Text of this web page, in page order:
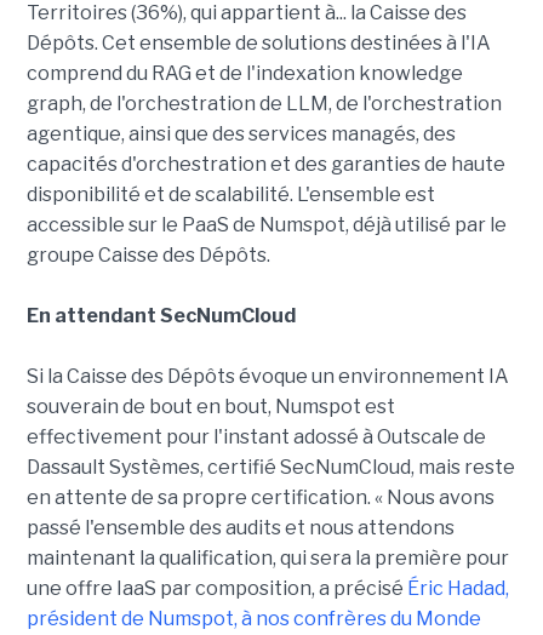
Territoires (36%), qui appartient à... la Caisse des
Dépôts. Cet ensemble de solutions destinées à l'IA
comprend du RAG et de l'indexation knowledge
graph, de l'orchestration de LLM, de l'orchestration
agentique, ainsi que des services managés, des
capacités d'orchestration et des garanties de haute
disponibilité et de scalabilité. L'ensemble est
accessible sur le PaaS de Numspot, déjà utilisé par le
groupe Caisse des Dépôts.
En attendant SecNumCloud
Si la Caisse des Dépôts évoque un environnement IA
souverain de bout en bout, Numspot est
effectivement pour l'instant adossé à Outscale de
Dassault Systèmes, certifié SecNumCloud, mais reste
en attente de sa propre certification. « Nous avons
passé l'ensemble des audits et nous attendons
maintenant la qualification, qui sera la première pour
une offre IaaS par composition, a précisé Éric Hadad,
président de Numspot, à nos confrères du Monde